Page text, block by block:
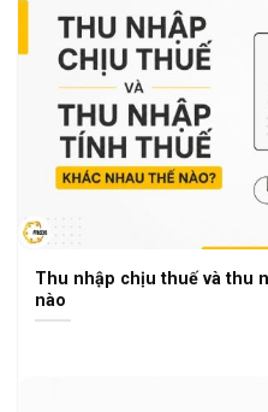
Thu nhập chịu thuế và thu
nào